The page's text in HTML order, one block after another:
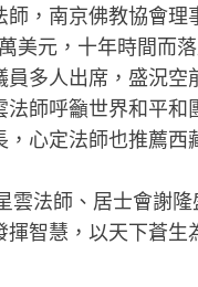
師，南京佛教協會
美元，十年時間而
多人出席，盛況空
法師呼籲世界和平
，心定法師也推薦
雲法師、居士會謝
揮智慧，以天下蒼生